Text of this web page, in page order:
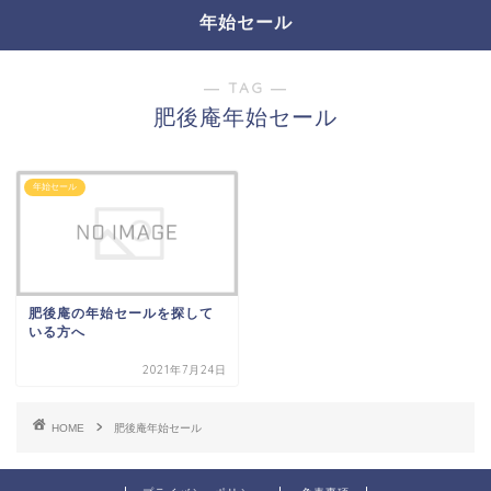
年始セール
― TAG ―
肥後庵年始セール
年始セール
肥後庵の年始セールを探して
いる方へ
2021年7月24日
HOME 肥後庵年始セール